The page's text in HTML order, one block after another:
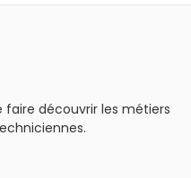
découvrir les métiers